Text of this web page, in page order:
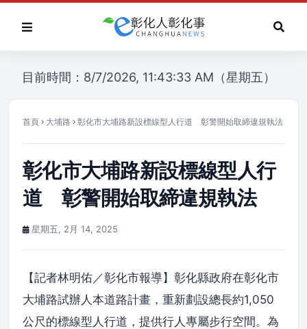
目前時間：8/7/2026, 11:43:33 AM（星期五）
首頁 大埔路 彰化市大埔路新設標線型人行道 彰警開始取締違規執法
彰化市大埔路新設標線型人行
道 彰警開始取締違規執法
星期五, 2月 14, 2025
【記者林明佑／彰化市報導】彰化縣政府在彰化市
大埔路試辦人本道路計畫，重新劃設總長約1,050
公尺的標線型人行道，提供行人專屬步行空間。為